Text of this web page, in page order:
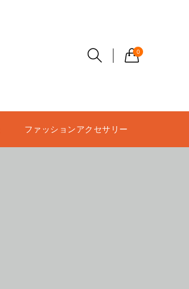
0
ファッションアクセサリー